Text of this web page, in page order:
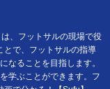
、フットサルの現場で役
とで、フットサルの指導
なることを目指します。
学ぶことができます。フ